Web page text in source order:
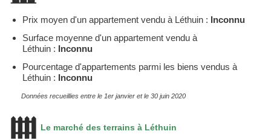
Prix moyen d'un appartement vendu à Léthuin : Inconnu
Surface moyenne d'un appartement vendu à
Léthuin : Inconnu
Pourcentage d'appartements parmi les biens vendus à
Léthuin : Inconnu
Données recueillies entre le 1er janvier et le 30 juin 2020
Le marché des terrains à Léthuin